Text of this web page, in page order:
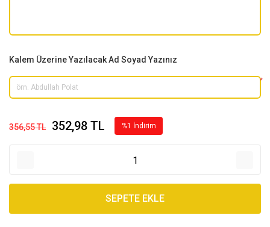
Kalem Üzerine Yazılacak Ad Soyad Yazınız
*
356,55 TL 352,98 TL %1 İndirim
SEPETE EKLE